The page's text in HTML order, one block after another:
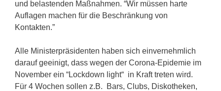
und belastenden Maßnahmen. “Wir müssen harte
Auflagen machen für die Beschränkung von
Kontakten.”
Alle Ministerpräsidenten haben sich einvernehmlich
darauf geeinigt, dass wegen der Corona-Epidemie im
November ein “Lockdown light“ in Kraft treten wird.
Für 4 Wochen sollen z.B. Bars, Clubs, Diskotheken,